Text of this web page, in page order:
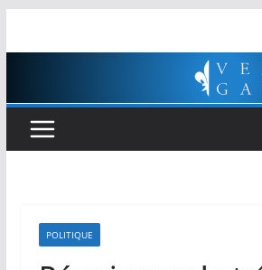
POLITIQUE